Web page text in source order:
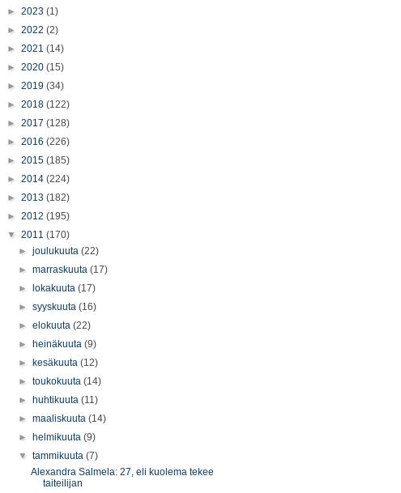
► 2023 (1)
► 2022 (2)
► 2021 (14)
► 2020 (15)
► 2019 (34)
► 2018 (122)
► 2017 (128)
► 2016 (226)
► 2015 (185)
► 2014 (224)
► 2013 (182)
► 2012 (195)
▼ 2011 (170)
►joulukuuta(22)
►marraskuuta(17)
►
lokakuuta(17)
►syyskuuta(16)
►elokuuta(22)
► heinäkuuta(9)
►
kesäkuuta(12)
►toukokuuta(14)
► huhtikuuta(11)
►maaliskuuta(14)
► helmikuuta(9)
▼tammikuuta(7)
Alexandra Salmela: 27, eli kuolema tekee
taiteilijan